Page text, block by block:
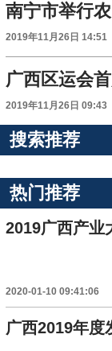
南宁市举行
2019年11月26日 14:51
广西区运会
2019年11月26日 09:43
搜索推荐
热门推荐
2019广西产业
2020-01-10 09:41:06
广西2019年度